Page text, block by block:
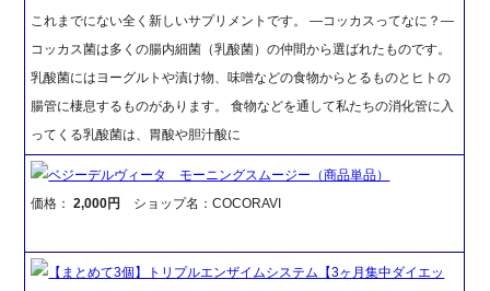
これまでにない全く新しいサプリメントです。 ―コッカスってなに？―
コッカス菌は多くの腸内細菌（乳酸菌）の仲間から選ばれたものです。
乳酸菌にはヨーグルトや漬け物、味噌などの食物からとるものとヒトの
腸管に棲息するものがあります。 食物などを通して私たちの消化管に入
ってくる乳酸菌は、胃酸や胆汁酸に
ベジーデルヴィータ モーニングスムージー（商品単品）
価格：2,000円 ショップ名：COCORAVI
【まとめて3個】トリプルエンザイムシステム【3ヶ月集中ダイエッ